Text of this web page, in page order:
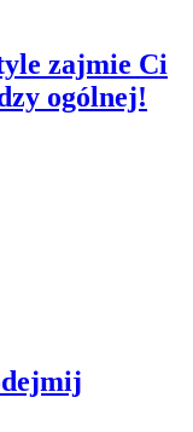
zajmie Ci
ogólnej!